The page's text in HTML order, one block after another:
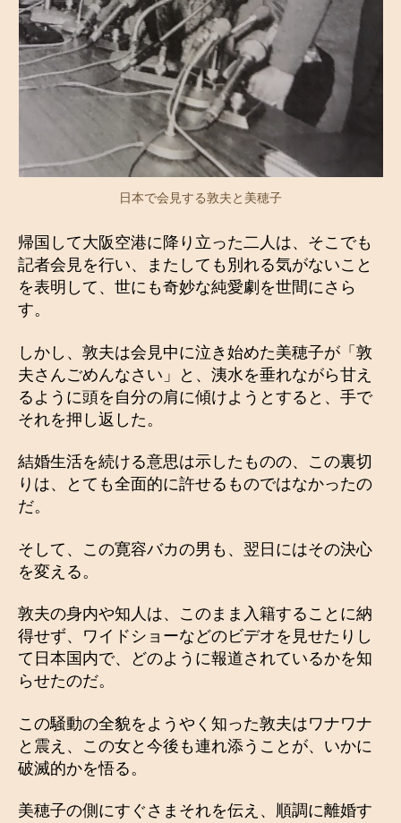
日本で会見する敦夫と美穂子
帰国して大阪空港に降り立った二人は、そこでも
記者会見を行い、またしても別れる気がないこと
を表明して、世にも奇妙な純愛劇を世間にさら
す。
しかし、敦夫は会見中に泣き始めた美穂子が「敦
夫さんごめんなさい」と、洟水を垂れながら甘え
るように頭を自分の肩に傾けようとすると、手で
それを押し返した。
結婚生活を続ける意思は示したものの、この裏切
りは、とても全面的に許せるものではなかったの
だ。
そして、この寛容バカの男も、翌日にはその決心
を変える。
敦夫の身内や知人は、このまま入籍することに納
得せず、ワイドショーなどのビデオを見せたりし
て日本国内で、どのように報道されているかを知
らせたのだ。
この騒動の全貌をようやく知った敦夫はワナワナ
と震え、この女と今後も連れ添うことが、いかに
破滅的かを悟る。
美穂子の側にすぐさまそれを伝え、順調に離婚す